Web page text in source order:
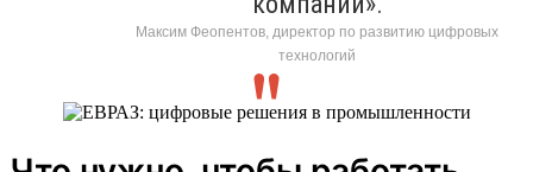
Максим Феопентов, директор по развитию цифровых
технологий